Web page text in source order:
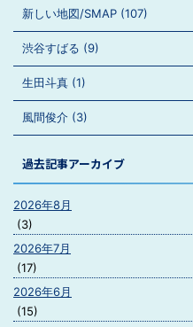
新しい地図/SMAP (107)
渋谷すばる (9)
生田斗真 (1)
風間俊介 (3)
過去記事アーカイブ
2026年8月
(3)
2026年7月
(17)
2026年6月
(15)